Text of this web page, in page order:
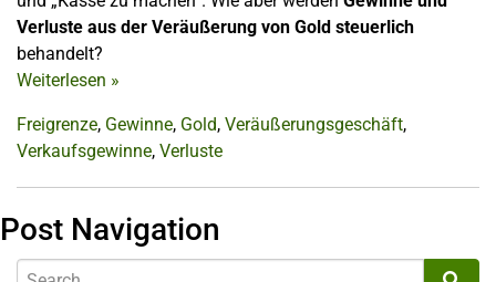
Verluste aus der Veräußerung von Gold steuerlich
behandelt?
Weiterlesen »
Freigrenze, Gewinne, Gold, Veräußerungsgeschäft,
Verkaufsgewinne, Verluste
Post Navigation